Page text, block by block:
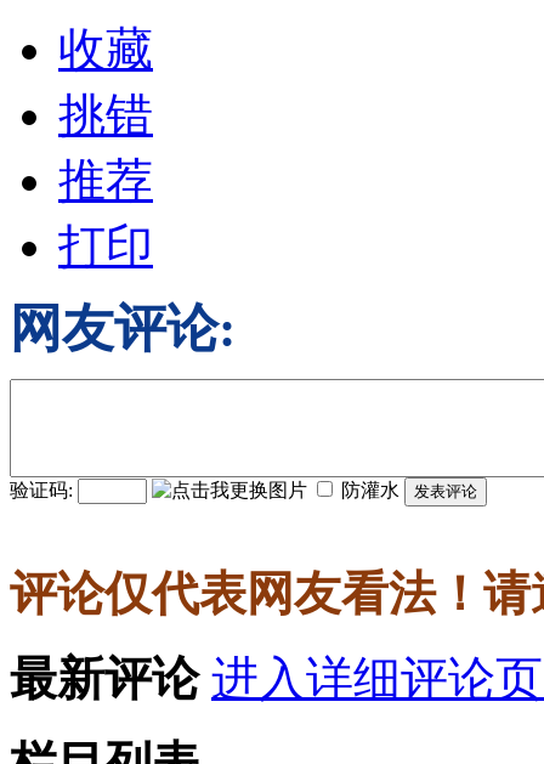
收藏
挑错
推荐
打印
网友评论:
验证码: 防灌水 发表评论
评论仅代表网友看法！
最新评论 进入详细评论